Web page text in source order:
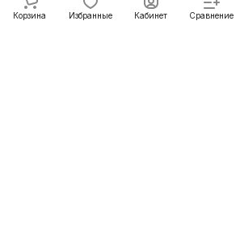
Под заказ
Корзина Избранные Кабинет Сравнение